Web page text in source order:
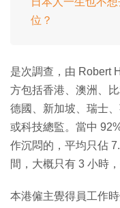
位？
是次調查，由 Robert
方包括香港、澳洲、
德國、新加坡、瑞士
或科技總監。當中
作沉悶的，平均只佔
間，大概只有 3 小時
本港僱主覺得員工作